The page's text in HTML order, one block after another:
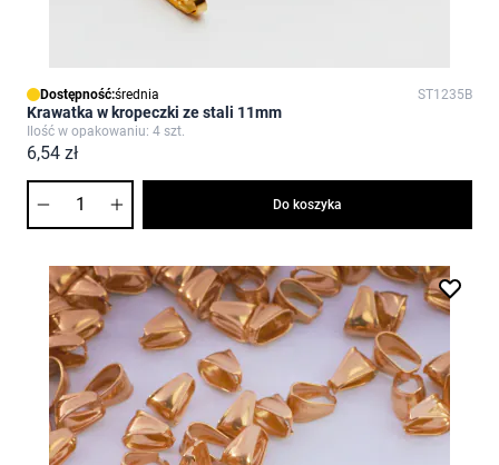
Dostępność:średnia ST1235B
Krawatka w kropeczki ze stali 11mm
Ilość w opakowaniu: 4 szt.
6,54 zł
Do koszyka